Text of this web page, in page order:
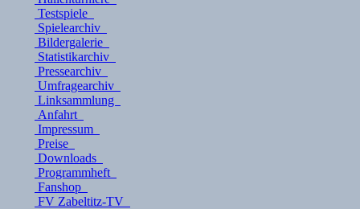
Testspiele
Spielearchiv
Bildergalerie
Statistikarchiv
Pressearchiv
Umfragearchiv
Linksammlung
Anfahrt
Impressum
Preise
Downloads
Programmheft
Fanshop
FV Zabeltitz-TV